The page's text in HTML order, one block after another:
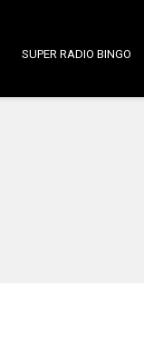
SUPER RADIO BINGO